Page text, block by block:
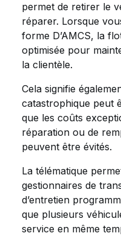
permet de retirer le
réparer. Lorsque
forme D’AMCS, la
optimisée pour
la clientèle.
Cela signifie
catastrophique peut
que les coûts
réparation ou de
peuvent être évités.
La télématique
gestionnaires de
d’entretien
que plusieurs
service en même